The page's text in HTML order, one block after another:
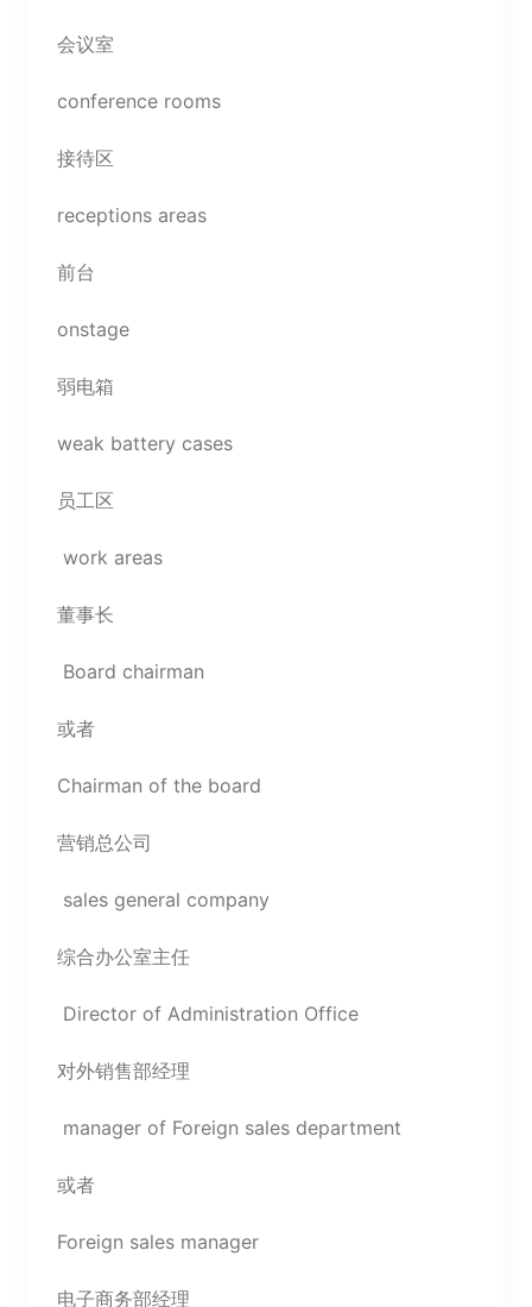
会议室
conference rooms
接待区
receptions areas
前台
onstage
弱电箱
weak battery cases
员工区
work areas
董事长
Board chairman
或者
Chairman of the board
营销总公司
sales general company
综合办公室主任
Director of Administration Office
对外销售部经理
manager of Foreign sales department
或者
Foreign sales manager
电子商务部经理